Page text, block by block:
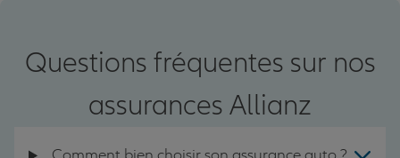
Questions fréquentes sur nos
assurances Allianz